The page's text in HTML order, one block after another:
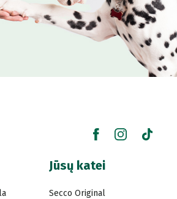
Jūsų katei
Secco Original